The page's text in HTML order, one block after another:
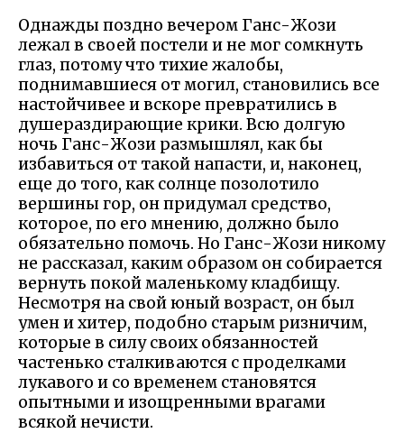
Однажды поздно вечером Ганс-Жози
лежал в своей постели и не мог сомкнуть
глаз, потому что тихие жалобы,
поднимавшиеся от могил, становились все
настойчивее и вскоре превратились в
душераздирающие крики. Всю долгую
ночь Ганс-Жози размышлял, как бы
избавиться от такой напасти, и, наконец,
еще до того, как солнце позолотило
вершины гор, он придумал средство,
которое, по его мнению, должно было
обязательно помочь. Но Ганс-Жози никому
не рассказал, каким образом он собирается
вернуть покой маленькому кладбищу.
Несмотря на свой юный возраст, он был
умен и хитер, подобно старым ризничим,
которые в силу своих обязанностей
частенько сталкиваются с проделками
лукавого и со временем становятся
опытными и изощренными врагами
всякой нечисти.